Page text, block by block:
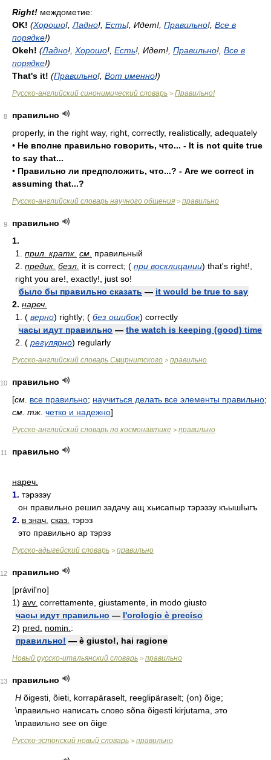
Right! междометие:
OK! (Хорошо!, Ладно!, Есть!, Идет!, Правильно!, Все в
порядке!)
Okeh! (Ладно!, Хорошо!, Есть!, Идет!, Правильно!, Все в
порядке!)
That's it! (Правильно!, Вот именно!)
Русско-английский синонимический словарь > Правильно!
8
правильно
properly, in the right way, right, correctly, realistically, adequately
• Не вполне правильно говорить, что... - It is not quite true
to say that...
• Правильно ли предположить, что...? - Are we correct in
assuming that...?
Русско-английский словарь научного общения > правильно
9
правильно
1.
1. прил. кратк. см. правильный
2. предик. безл. it is correct; ( при восклицании) that's right!,
right you are!, exactly!, just so!
было бы правильно сказать — it would be true to say
2. нареч.
1. ( верно) rightly; ( без ошибок) correctly
часы идут правильно — the watch is keeping (good) time
2. ( регулярно) regularly
Русско-английский словарь Смирнитского > правильно
10
правильно
[см. все правильно; научиться делать все элементы правильно;
см. тж. четко и надежно]
Русско-английский словарь по космонавтике > правильно
11 правильно
нареч.
1. тэрэзэу
он правильно решил задачу ащ хьисапыр тэрэзэу къышIыгъ
2. в знач. сказ. тэрэз
это правильно ар тэрэз
Русско-адыгейский словарь > правильно
12
правильно
[právil'no]
1) avv. correttamente, giustamente, in modo giusto
часы идут правильно — l'orologio è preciso
2) pred. nomin. :
правильно! — è giusto!, hai ragione
Новый русско-итальянский словарь > правильно
13
правильно
Н õigesti, õieti, korrapäraselt, reeglipäraselt; (on) õige;
\правильно написать слово sõna õigesti kirjutama, это
\правильно see on õige
Русско-эстонский новый словарь > правильно